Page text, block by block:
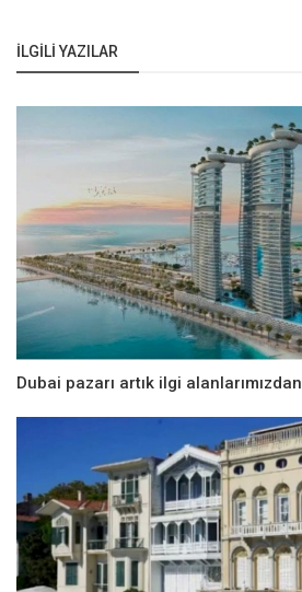
İLGILI YAZILAR
Dubai pazarı artık ilgi alanlarımızdan